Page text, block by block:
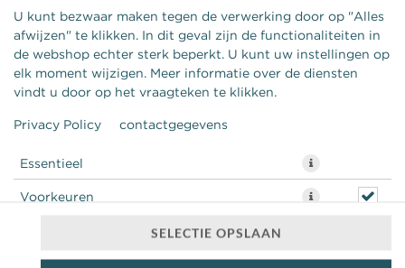
U kunt bezwaar maken tegen de verwerking door op "Alles
afwijzen" te klikken. In dit geval zijn de functionaliteiten in
de webshop echter sterk beperkt. U kunt uw instellingen op
elk moment wijzigen. Meer informatie over de diensten
vindt u door op het vraagteken te klikken.
Privacy Policy contactgegevens
Essentieel
Voorkeuren
SELECTIE OPSLAAN